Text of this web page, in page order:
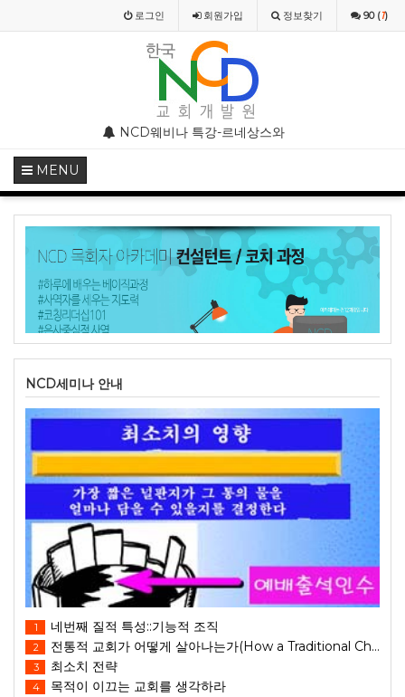
로그인 회원가입 정보찾기 90 (1)
NCD웨비나 특강-르네상스와 종교개혁기의 기독교미술
MENU
NCD세미나 안내
1 네번째 질적 특성::기능적 조직
2 전통적 교회가 어떻게 살아나는가(How a Traditional Church Comes Alive)
3 최소치 전략
4 목적이 이끄는 교회를 생각하라